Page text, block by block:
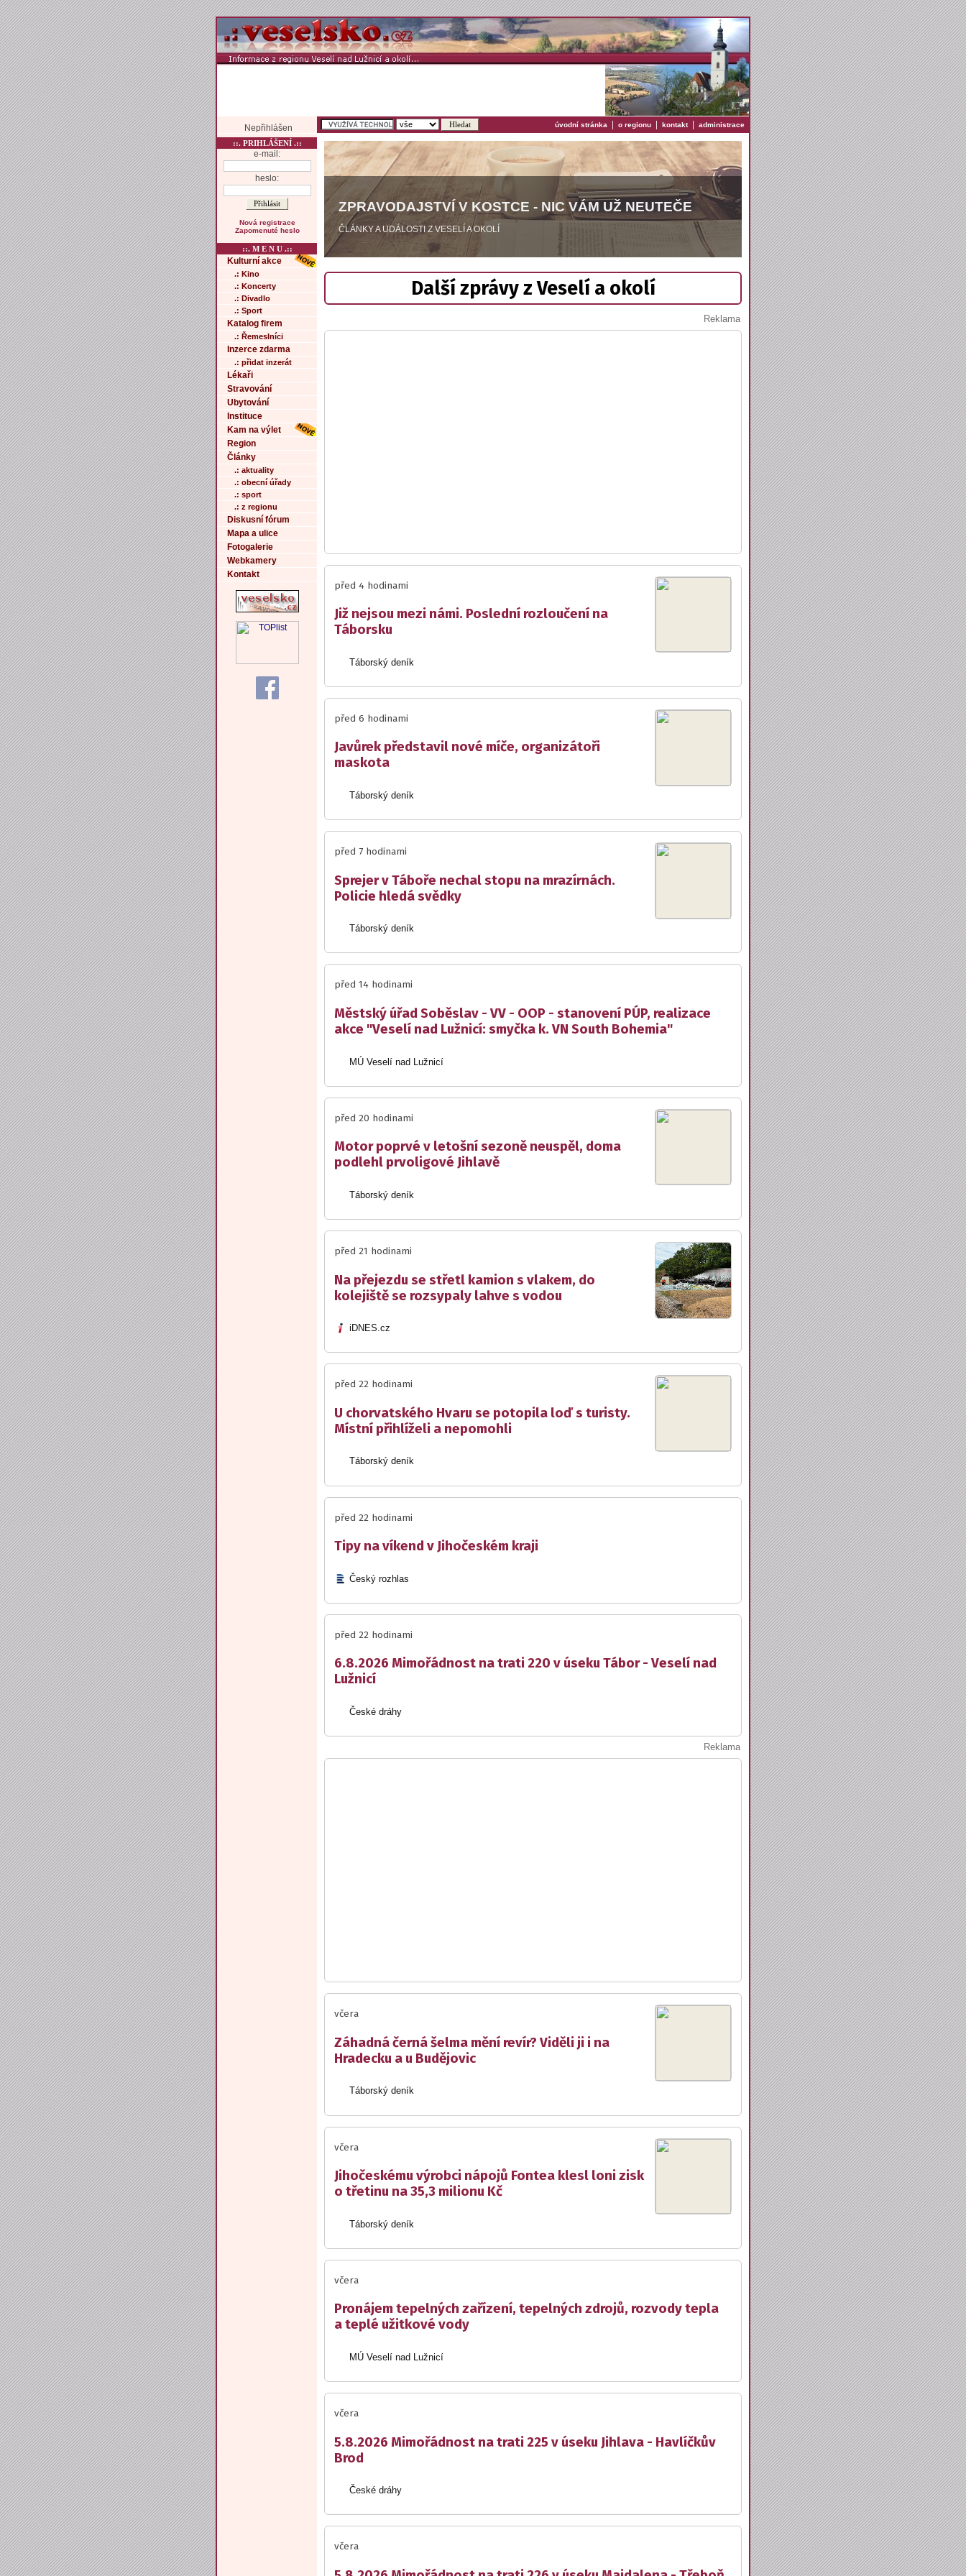
Nepřihlášen úvodní stránka | o regionu | kontakt| administrace
::. PRIHLÁŠENÍ .::
e-mail:
heslo:
Nová registrace
Zapomenuté heslo
::. M E N U .::
Kulturní akce
.: Kino
.: Koncerty
.: Divadlo
.: Sport
Katalog firem
.: Řemeslníci
Inzerce zdarma
.: přidat inzerát
Lékaři
Stravování
Ubytování
Instituce
Kam na výlet
Region
Články
.: aktuality
.: obecní úřady
.: sport
.: z regionu
Diskusní fórum
Mapa a ulice
Fotogalerie
Webkamery
Kontakt
ZPRAVODAJSTVÍ V KOSTCE - NIC VÁM UŽ NEUTEČE
ČLÁNKY A UDÁLOSTI Z VESELÍ A OKOLÍ
Další zprávy z Veselí a okolí
Reklama
před 4 hodinami
Již nejsou mezi námi. Poslední rozloučení na
Táborsku
Táborský deník
před 6 hodinami
Javůrek představil nové míče, organizátoři
maskota
Táborský deník
před 7 hodinami
Sprejer v Táboře nechal stopu na mrazírnách.
Policie hledá svědky
Táborský deník
před 14 hodinami
Městský úřad Soběslav - VV - OOP - stanovení PÚP, realizace
akce "Veselí nad Lužnicí: smyčka k. VN South Bohemia"
MÚ Veselí nad Lužnicí
před 20 hodinami
Motor poprvé v letošní sezoně neuspěl, doma
podlehl prvoligové Jihlavě
Táborský deník
před 21 hodinami
Na přejezdu se střetl kamion s vlakem, do
kolejiště se rozsypaly lahve s vodou
iDNES.cz
před 22 hodinami
U chorvatského Hvaru se potopila loď s turisty.
Místní přihlíželi a nepomohli
Táborský deník
před 22 hodinami
Tipy na víkend v Jihočeském kraji
Český rozhlas
před 22 hodinami
6.8.2026 Mimořádnost na trati 220 v úseku Tábor - Veselí nad
Lužnicí
České dráhy
Reklama
včera
Záhadná černá šelma mění revír? Viděli ji i na
Hradecku a u Budějovic
Táborský deník
včera
Jihočeskému výrobci nápojů Fontea klesl loni zisk
o třetinu na 35,3 milionu Kč
Táborský deník
včera
Pronájem tepelných zařízení, tepelných zdrojů, rozvody tepla
a teplé užitkové vody
MÚ Veselí nad Lužnicí
včera
5.8.2026 Mimořádnost na trati 225 v úseku Jihlava - Havlíčkův
Brod
České dráhy
včera